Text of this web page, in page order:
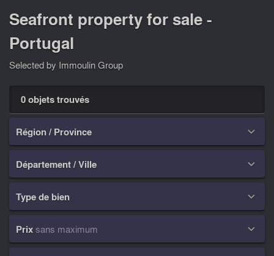
Seafront property for sale -
Portugal
Selected by Immoulin Group
0 objets trouvés
Région / Province 
Département / Ville 
Type de bien 
Prix sans maximum 